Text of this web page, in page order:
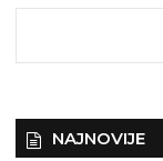
NAJNOVIJE